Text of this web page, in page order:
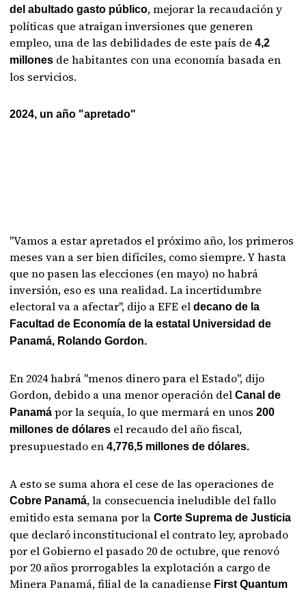
del abultado gasto público, mejorar la recaudación y
políticas que atraigan inversiones que generen
empleo, una de las debilidades de este país de4,2
millones de habitantes con una economía basada en
los servicios.
2024, un año "apretado"
"Vamos a estar apretados el próximo año, los primeros
meses van a ser bien difíciles, como siempre. Y hasta
que no pasen las elecciones (en mayo) no habrá
inversión, eso es una realidad. La incertidumbre
electoral va a afectar", dijo a EFE eldecano de la
Facultad de Economía de la estatal Universidad de
Panamá, Rolando Gordon.
En 2024 habrá "menos dinero para el Estado", dijo
Gordon, debido a una menor operación delCanal de
Panamápor la sequía, lo que mermará en unos 200
millones de dólares el recaudo del año fiscal,
presupuestado en4,776,5 millones de dólares.
A esto se suma ahora el cese de las operaciones de
Cobre Panamá, la consecuencia ineludible del fallo
emitido esta semana por laCorte Suprema de Justicia
que declaró inconstitucional el contrato ley, aprobado
por el Gobierno el pasado 20 de octubre, que renovó
por 20 años prorrogables la explotación a cargo de
Minera Panamá, filial de la canadiense First Quantum